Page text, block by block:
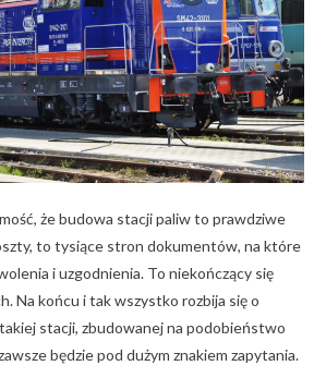
że budowa stacji paliw to prawdziwe
to tysiące stron dokumentów, na które
i uzgodnienia. To niekończący się
Na końcu i tak wszystko rozbija się o
stacji, zbudowanej na podobieństwo
będzie pod dużym znakiem zapytania.